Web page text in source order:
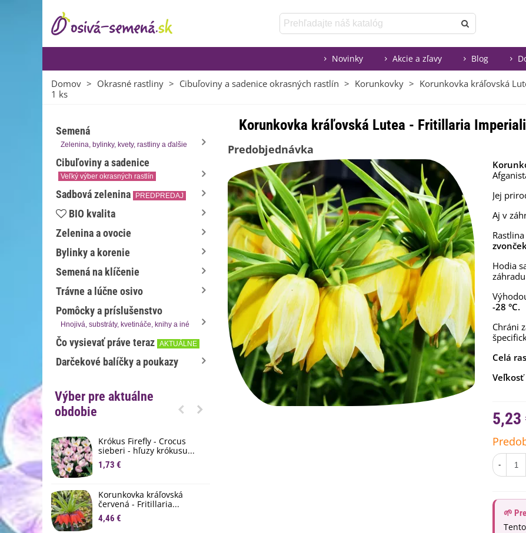
Novinky Akcie a zľavy Blog
Domov > Okrasné rastliny > Cibuľoviny a sadenice okrasných rastlín > Korunkovky > Korunkovka kráľovská
1 ks
Semená
Zelenina, bylinky, kvety, rastliny a ďalšie
Cibuľoviny a sadenice
Veľký výber okrasných rastlín
Sadbová zelenina PREDPREDAJ
BIO kvalita
Zelenina a ovocie
Bylinky a korenie
Semená na klíčenie
Trávne a lúčne osivo
Pomôcky a príslušenstvo
Hnojivá, substráty, kvetináče, knihy a iné
Čo vysievať práve teraz AKTUÁLNE
Darčekové balíčky a poukazy
Výber pre aktuálne
obdobie
Krókus Firefly - Crocus
sieberi - hľuzy krókusu...
1,73 €
Korunkovka kráľovská
červená - Fritillaria...
4,46 €
Korunkovka kráľovská Lutea - Fritillaria
Predobjednávka
Jej
Aj v
Hodia
-28 °C.
Chráni
Celá
5,23
-
🌱